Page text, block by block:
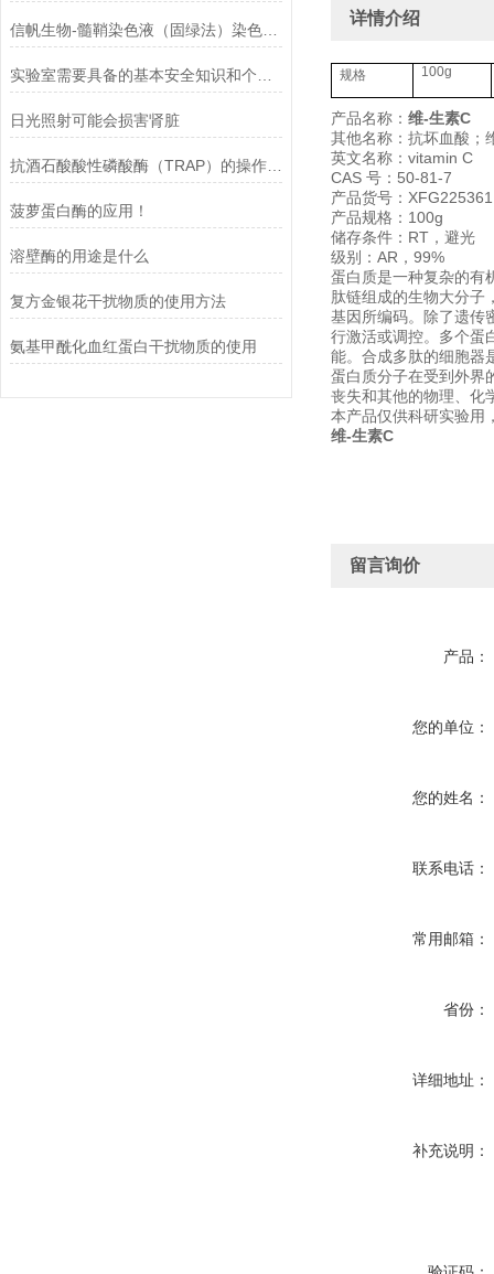
信帆生物-髓鞘染色液（固绿法）染色结果
日光照射可能会损害肾脏
抗酒石酸酸性磷酸酶（TRAP）的操作步骤
菠萝蛋白酶的应用！
溶壁酶的用途是什么
复方金银花干扰物质的使用方法
氨基甲酰化血红蛋白干扰物质的使用
详情介绍
规格 100g
产品名称： 维-生素C
其他名称：抗坏血酸；
英文名称：vitamin C
CAS 号：50-81-7
产品货号：XFG225361
产品规格：100g
储存条件：RT，避光
级别：AR，99%
蛋白质是一种复杂的有
肽链组成的生物大分子
基因所编码。除了遗传
行激活或调控。多个蛋
能。合成多肽的细胞器
蛋白质分子在受到外界
丧失和其他的物理、化
本产品仅供科研实验用
维-生素C
留言询价
产品：
您的单位：
您的姓名：
联系电话：
常用邮箱：
省份：
详细地址：
补充说明：